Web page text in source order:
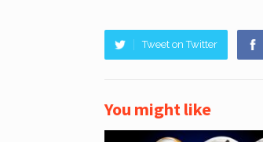
Tweet on Twitter
You might like